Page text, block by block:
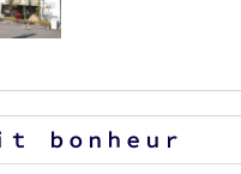
ｔ ｂｏｎｈｅｕｒ